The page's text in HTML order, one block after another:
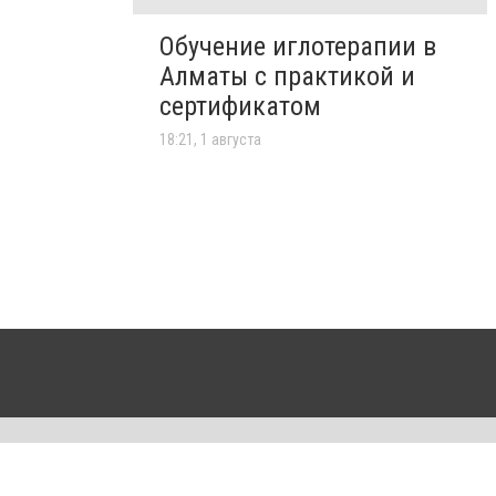
Обучение иглотерапии в
Алматы с практикой и
сертификатом
18:21, 1 августа